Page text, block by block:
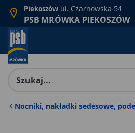
Piekoszów ul. Czarnowska 54
PSB MRÓWKA PIEKOSZÓW
Nocniki, nakładki sedesowe,